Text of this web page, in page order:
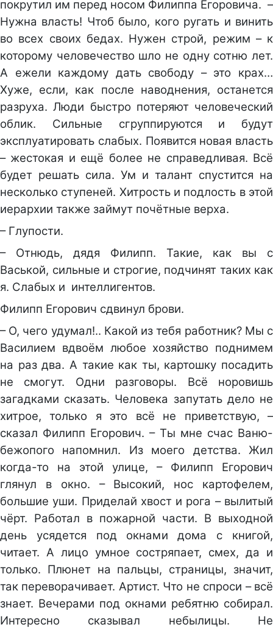
покрутил им перед носом Филиппа Егоровича. –
Нужна власть! Чтоб было, кого ругать и винить
во всех своих бедах. Нужен строй, режим – к
которому человечество шло не одну сотню лет.
А ежели каждому дать свободу – это крах…
Хуже, если, как после наводнения, останется
разруха. Люди быстро потеряют человеческий
облик. Сильные сгруппируются и будут
эксплуатировать слабых. Появится новая власть
– жестокая и ещё более не справедливая. Всё
будет решать сила. Ум и талант спустится на
несколько ступеней. Хитрость и подлость в этой
иерархии также займут почётные верха.
– Глупости.
– Отнюдь, дядя Филипп. Такие, как вы с
Васькой, сильные и строгие, подчинят таких как
я. Слабых и интеллигентов.
Филипп Егорович сдвинул брови.
– О, чего удумал!.. Какой из тебя работник? Мы с
Василием вдвоём любое хозяйство поднимем
на раз два. А такие как ты, картошку посадить
не смогут. Одни разговоры. Всё норовишь
загадками сказать. Человека запутать дело не
хитрое, только я это всё не приветствую, –
сказал Филипп Егорович. – Ты мне счас Ваню-
бежопого напомнил. Из моего детства. Жил
когда-то на этой улице, – Филипп Егорович
глянул в окно. – Высокий, нос картофелем,
большие уши. Приделай хвост и рога – вылитый
чёрт. Работал в пожарной части. В выходной
день усядется под окнами дома с книгой,
читает. А лицо умное состряпает, смех, да и
только. Плюнет на пальцы, страницы, значит,
так переворачивает. Артист. Что не спроси – всё
знает. Вечерами под окнами ребятню собирал.
Интересно сказывал небылицы. Не